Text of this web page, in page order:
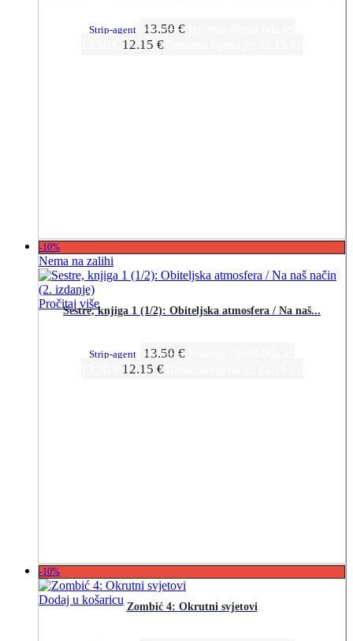
Strip-agent 13.50 €
12.15 €Trenutna cijena je: 12.15 €.
-10%
Nema na zalihi
Pročitaj više
Sestre, knjiga 1 (1/2): Obiteljska atmosfera / Na naš...
Strip-agent 13.50 €
12.15 €Trenutna cijena je: 12.15 €.
-10%
Dodaj u košaricu
Zombić 4: Okrutni svjetovi